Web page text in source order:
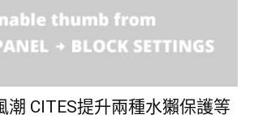
潮 CITES提升兩種水獺保護等